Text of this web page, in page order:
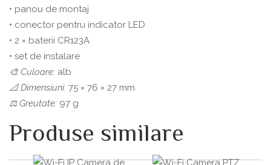
• panou de montaj
• conector pentru indicator LED
• 2 × baterii CR123A
• set de instalare
🎨 Culoare: alb
📐 Dimensiuni: 75 × 76 × 27 mm
⚖️ Greutate: 97 g
Produse similare